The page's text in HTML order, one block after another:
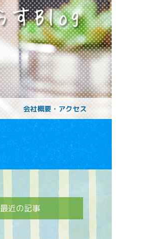
会社概要・アクセス
最近の記事